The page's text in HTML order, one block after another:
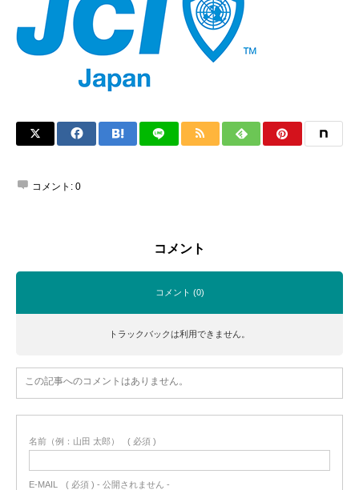
コメント: 0
コメント
コメント (0)
トラックバックは利用できません。
この記事へのコメントはありません。
名前（例：山田 太郎） ( 必須 )
E-MAIL ( 必須 ) - 公開されません -